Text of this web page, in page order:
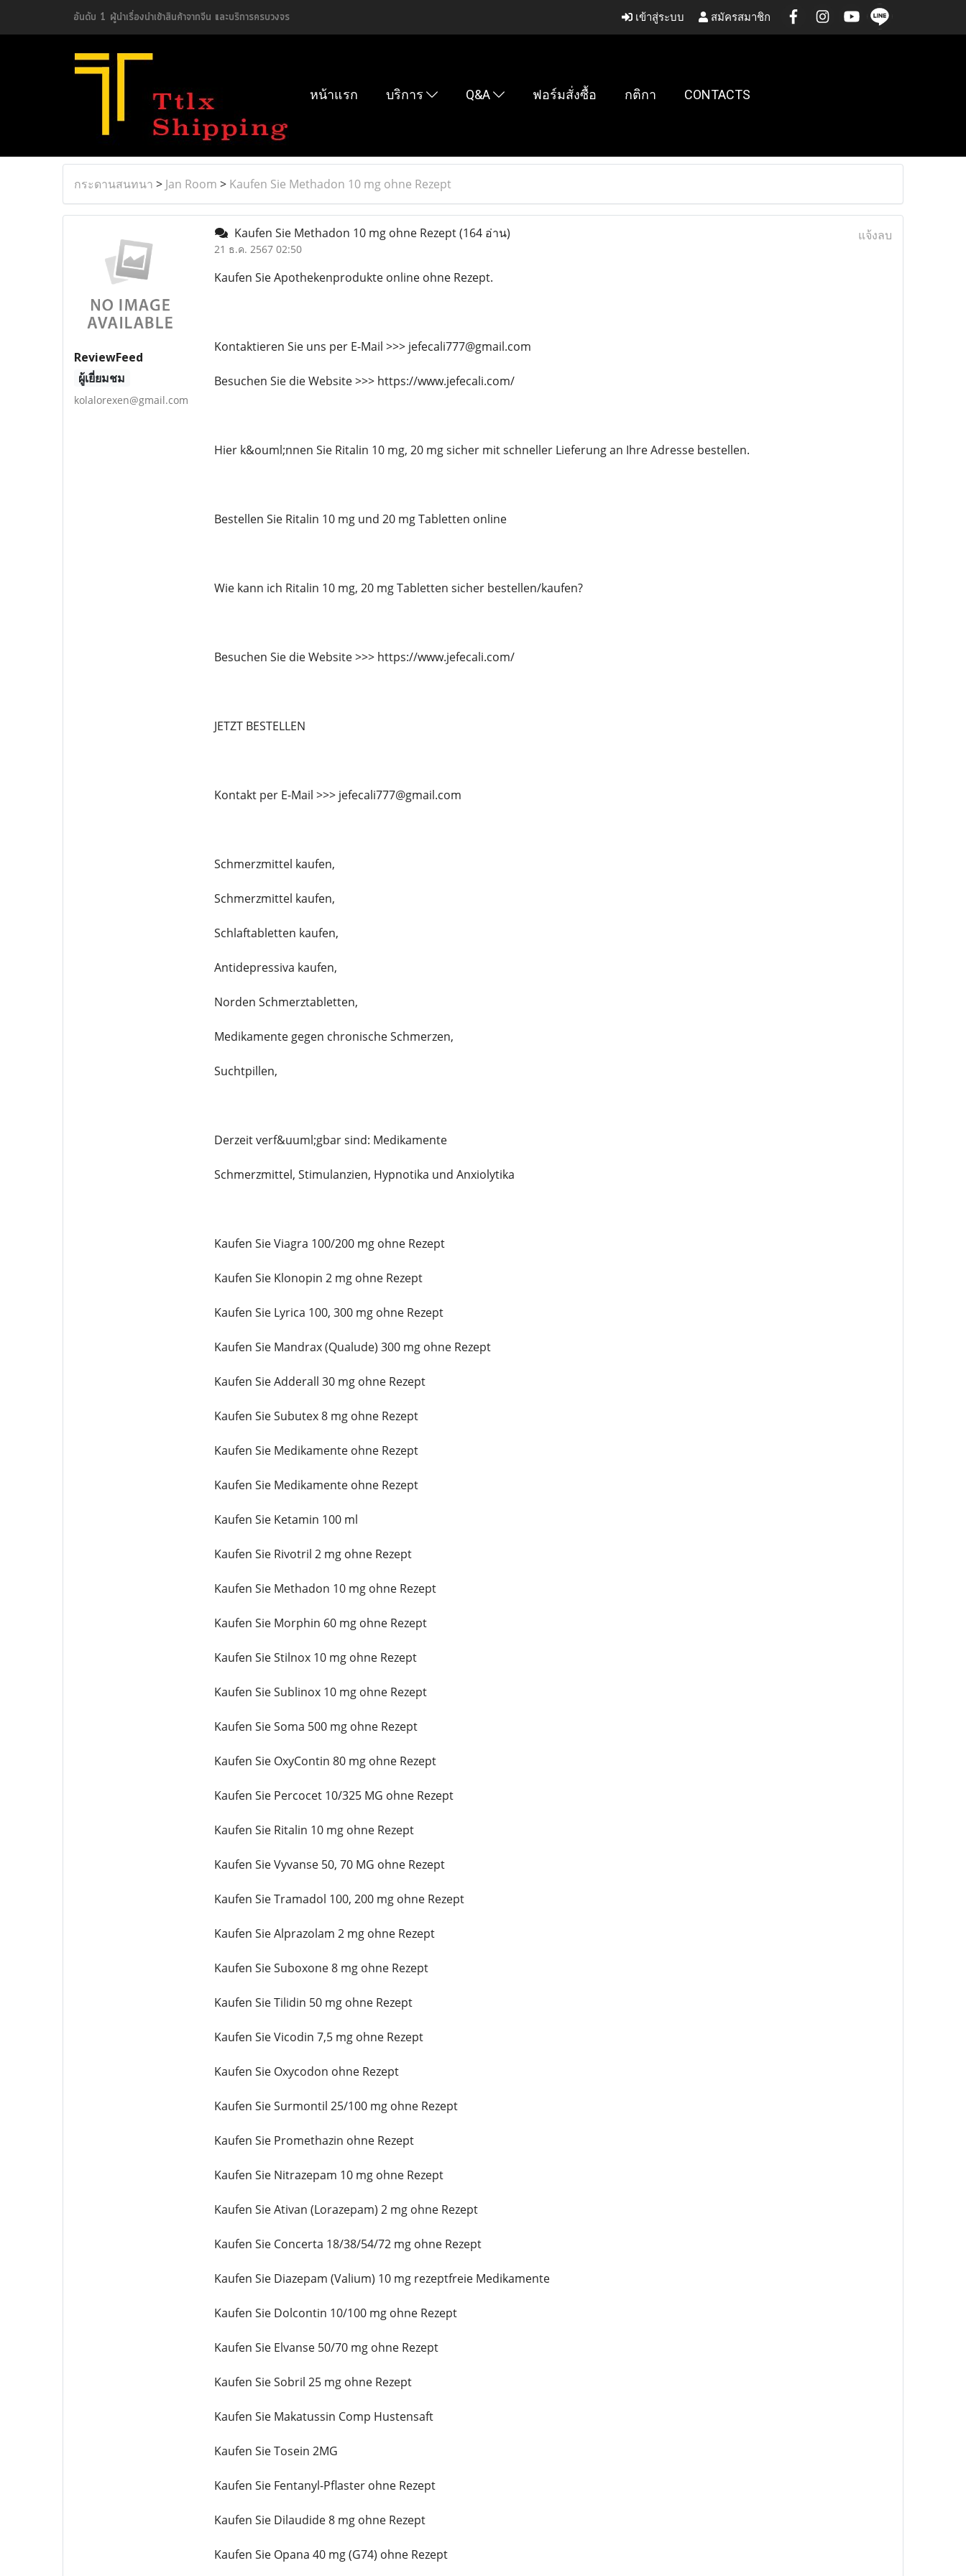
อันดับ 1 ผู้นำเรื่องนำเข้าสินค้าจากจีน และบริการครบวงจร เข้าสู่ระบบ สมัครสมาชิก
หน้าแรก บริการ Q&A ฟอร์มสั่งซื้อ กติกา CONTACTS
กระดานสนทนา > Jan Room > Kaufen Sie Methadon 10 mg ohne Rezept
ReviewFeed
ผู้เยี่ยมชม
kolalorexen@gmail.com
Kaufen Sie Methadon 10 mg ohne Rezept(164 อ่าน)
21 ธ.ค. 2567 02:50
แจ้งลบ
Kaufen Sie Apothekenprodukte online ohne Rezept.
Kontaktieren Sie uns per E-Mail >>> jefecali777@gmail.com
Besuchen Sie die Website >>> https://www.jefecali.com/
Hier k&ouml;nnen Sie Ritalin 10 mg, 20 mg sicher mit schneller Lieferung an Ihre Adresse bestellen.
Bestellen Sie Ritalin 10 mg und 20 mg Tabletten online
Wie kann ich Ritalin 10 mg, 20 mg Tabletten sicher bestellen/kaufen?
Besuchen Sie die Website >>> https://www.jefecali.com/
JETZT BESTELLEN
Kontakt per E-Mail >>> jefecali777@gmail.com
Schmerzmittel kaufen,
Schmerzmittel kaufen,
Schlaftabletten kaufen,
Antidepressiva kaufen,
Norden Schmerztabletten,
Medikamente gegen chronische Schmerzen,
Suchtpillen,
Derzeit verf&uuml;gbar sind: Medikamente
Schmerzmittel, Stimulanzien, Hypnotika und Anxiolytika
Kaufen Sie Viagra 100/200 mg ohne Rezept
Kaufen Sie Klonopin 2 mg ohne Rezept
Kaufen Sie Lyrica 100, 300 mg ohne Rezept
Kaufen Sie Mandrax (Qualude) 300 mg ohne Rezept
Kaufen Sie Adderall 30 mg ohne Rezept
Kaufen Sie Subutex 8 mg ohne Rezept
Kaufen Sie Medikamente ohne Rezept
Kaufen Sie Medikamente ohne Rezept
Kaufen Sie Ketamin 100 ml
Kaufen Sie Rivotril 2 mg ohne Rezept
Kaufen Sie Methadon 10 mg ohne Rezept
Kaufen Sie Morphin 60 mg ohne Rezept
Kaufen Sie Stilnox 10 mg ohne Rezept
Kaufen Sie Sublinox 10 mg ohne Rezept
Kaufen Sie Soma 500 mg ohne Rezept
Kaufen Sie OxyContin 80 mg ohne Rezept
Kaufen Sie Percocet 10/325 MG ohne Rezept
Kaufen Sie Ritalin 10 mg ohne Rezept
Kaufen Sie Vyvanse 50, 70 MG ohne Rezept
Kaufen Sie Tramadol 100, 200 mg ohne Rezept
Kaufen Sie Alprazolam 2 mg ohne Rezept
Kaufen Sie Suboxone 8 mg ohne Rezept
Kaufen Sie Tilidin 50 mg ohne Rezept
Kaufen Sie Vicodin 7,5 mg ohne Rezept
Kaufen Sie Oxycodon ohne Rezept
Kaufen Sie Surmontil 25/100 mg ohne Rezept
Kaufen Sie Promethazin ohne Rezept
Kaufen Sie Nitrazepam 10 mg ohne Rezept
Kaufen Sie Ativan (Lorazepam) 2 mg ohne Rezept
Kaufen Sie Concerta 18/38/54/72 mg ohne Rezept
Kaufen Sie Diazepam (Valium) 10 mg rezeptfreie Medikamente
Kaufen Sie Dolcontin 10/100 mg ohne Rezept
Kaufen Sie Elvanse 50/70 mg ohne Rezept
Kaufen Sie Sobril 25 mg ohne Rezept
Kaufen Sie Makatussin Comp Hustensaft
Kaufen Sie Tosein 2MG
Kaufen Sie Fentanyl-Pflaster ohne Rezept
Kaufen Sie Dilaudide 8 mg ohne Rezept
Kaufen Sie Opana 40 mg (G74) ohne Rezept